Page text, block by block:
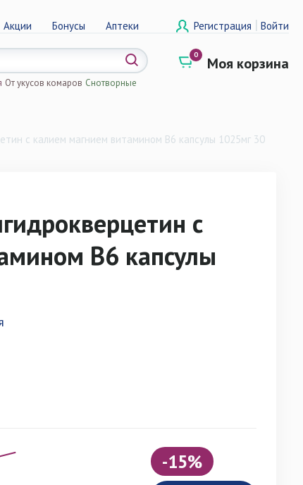
Акции Бонусы Аптеки Регистрация | Войти
0 Моя корзина
От укусов комаров Снотворные
с калием магнием витамином В6 капсулы 1025мг 30
с
В6 капсулы
-15%